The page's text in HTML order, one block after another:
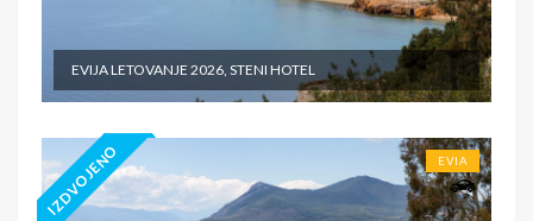
EVIJA LETOVANJE 2026, STENI HOTEL
IZDVOJENO EVIA